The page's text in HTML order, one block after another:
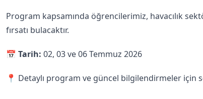
Program kapsamında öğrencilerimiz, havacılık
fırsatı bulacaktır.
📅 Tarih: 02, 03 ve 06 Temmuz 2026
📍 Detaylı program ve güncel bilgilendirmeler için